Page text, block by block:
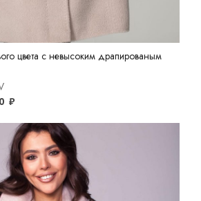
цвета с невысоким драпированым
₽